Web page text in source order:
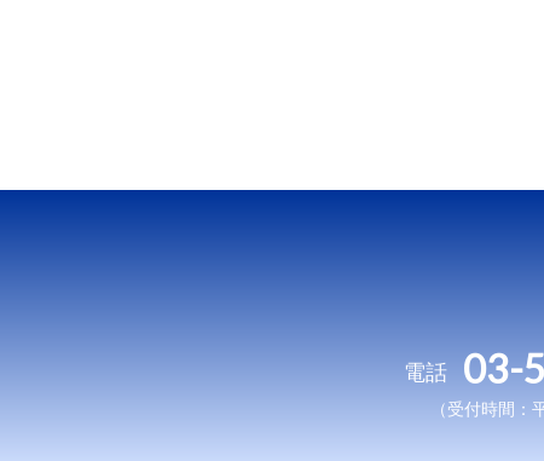
電話 03-
（受付時間：